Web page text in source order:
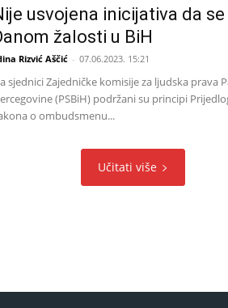
usvojena inicijativa da
žalosti u BiH
Rizvić Aščić - 07.06.2023. 15:21
sjednici Zajedničke komisije za ljudska prava
(PSBiH) podržani su principi
o ombudsmenu...
Učitati više